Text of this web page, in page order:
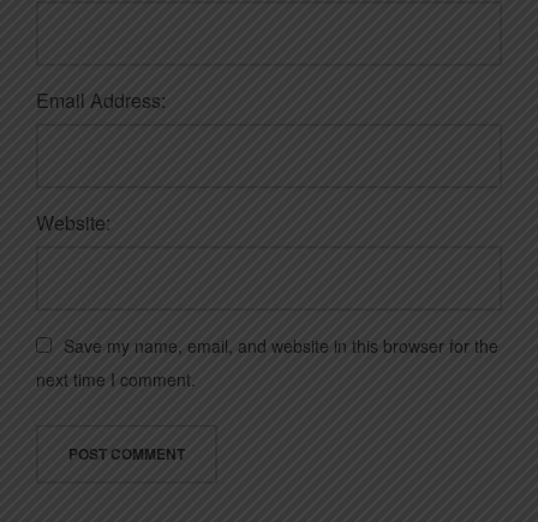
Email Address:
Website:
Save my name, email, and website in this browser for the
next time I comment.